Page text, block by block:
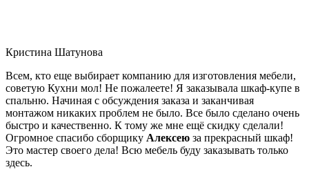
Кристина Шатунова
Всем, кто еще выбирает компанию для изготовления мебели,
советую Кухни мол! Не пожалеете! Я заказывала шкаф-купе в
спальню. Начиная с обсуждения заказа и заканчивая
монтажом никаких проблем не было. Все было сделано очень
быстро и качественно. К тому же мне ещё скидку сделали!
Огромное спасибо сборщику Алексею за прекрасный шкаф!
Это мастер своего дела! Всю мебель буду заказывать только
здесь.